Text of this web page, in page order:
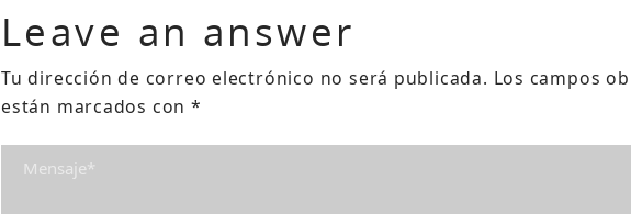
Leave an answer
Tu dirección de correo electrónico no será publicada. Los campos
están marcados con *